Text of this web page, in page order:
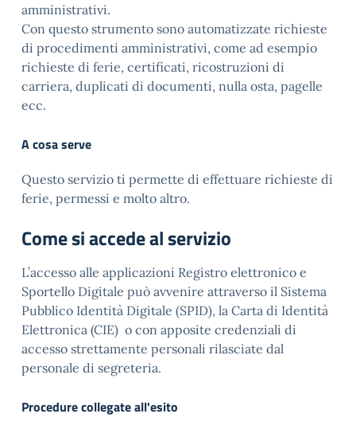
amministrativi.
Con questo strumento sono automatizzate richieste
di procedimenti amministrativi, come ad esempio
richieste di ferie, certificati, ricostruzioni di
carriera, duplicati di documenti, nulla osta, pagelle
ecc.
A cosa serve
Questo servizio ti permette di effettuare richieste di
ferie, permessi e molto altro.
Come si accede al servizio
L’accesso alle applicazioni Registro elettronico e
Sportello Digitale può avvenire attraverso il Sistema
Pubblico Identità Digitale (SPID), la Carta di Identità
Elettronica (CIE) o con apposite credenziali di
accesso strettamente personali rilasciate dal
personale di segreteria.
Procedure collegate all'esito